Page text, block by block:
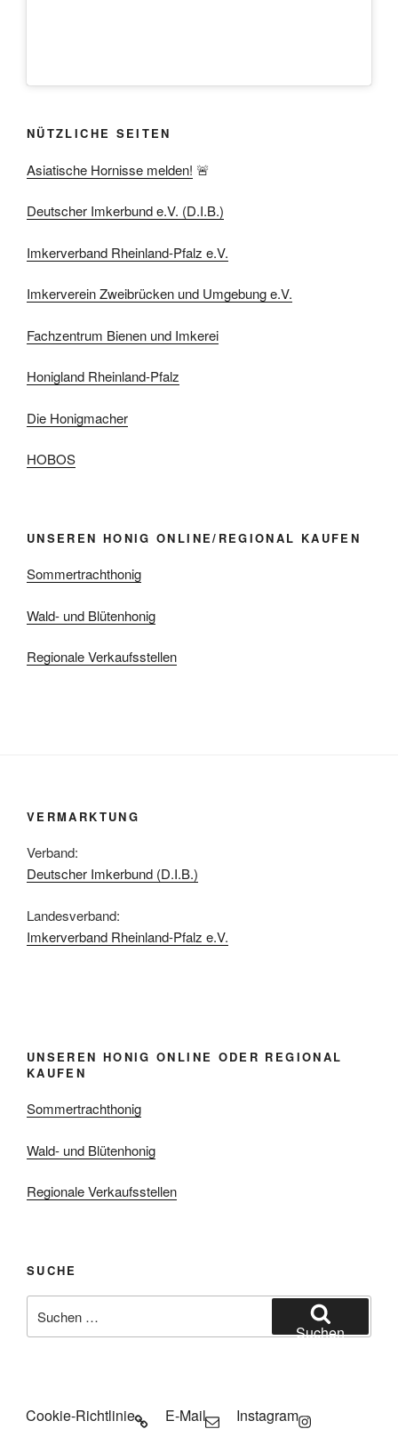
NÜTZLICHE SEITEN
Asiatische Hornisse melden! 🚨
Deutscher Imkerbund e.V. (D.I.B.)
Imkerverband Rheinland-Pfalz e.V.
Imkerverein Zweibrücken und Umgebung e.V.
Fachzentrum Bienen und Imkerei
Honigland Rheinland-Pfalz
Die Honigmacher
HOBOS
UNSEREN HONIG ONLINE/REGIONAL KAUFEN
Sommertrachthonig
Wald- und Blütenhonig
Regionale Verkaufsstellen
VERMARKTUNG
Verband:
Deutscher Imkerbund (D.I.B.)
Landesverband:
Imkerverband Rheinland-Pfalz e.V.
UNSEREN HONIG ONLINE ODER REGIONAL
KAUFEN
Sommertrachthonig
Wald- und Blütenhonig
Regionale Verkaufsstellen
SUCHE
nach:
Suchen
Cookie-Richtlinie E-Mail Instagram